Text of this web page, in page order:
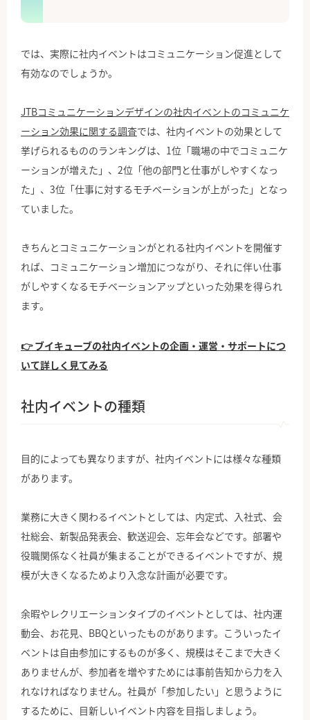
では、実際に社内イベントはコミュニケーション促進として
有効なのでしょうか。
JTBコミュニケーションデザインの社内イベントのコミュニケ
ーション効果に関する調査では、社内イベントの効果として
挙げられるもののランキングは、1位「職場の中でコミュニケ
ーションが増えた」、2位「他の部門と仕事がしやすくなっ
た」、3位「仕事に対するモチベーションが上がった」となっ
ていました。
きちんとコミュニケーションがとれる社内イベントを開催す
れば、コミュニケーション増加につながり、それに伴い仕事
がしやすくなるモチベーションアップといった効果を得られ
ます。
👉 ブイキューブの社内イベントの企画・運営・サポートにつ
いて詳しく見てみる
社内イベントの種類
目的によっても異なりますが、社内イベントには様々な種類
があります。
業務に大きく関わるイベントとしては、内定式、入社式、会
社総会、新製品発表会、歓送迎会、忘年会などです。部署や
役職関係なく社員が集まることができるイベントですが、規
模が大きくなるためより入念な計画が必要です。
余暇やレクリエーションタイプのイベントとしては、社内運
動会、お花見、BBQといったものがあります。こういったイ
ベントは自由参加にするものが多く、規模はそこまで大きく
ありませんが、参加者を増やすためには事前告知から力を入
れなければなりません。社員が「参加したい」と思うように
するために、目新しいイベント内容を目指しましょう。